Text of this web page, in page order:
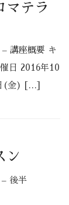
マテラ
講座概要 キ
日 2016年10
(金) […]
ン
後半